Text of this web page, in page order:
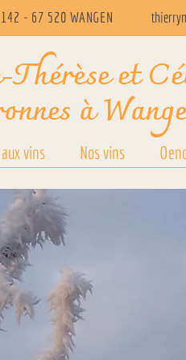
et
à
vins Nos vins
- 67 520 WANGEN